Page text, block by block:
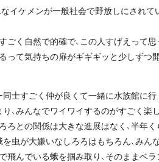
なイケメンが一般社会で野放しにされて
く自然で的確で、この人すげえって思
って気持ちの扉がギギギッと少しずつ
士すごく仲が良くて一緒に水族館に行
、みんなでワイワイするのがすごく楽
ろとの関係は大きな進展はなく、半年
虫が大嫌いなしろろはもちろん、みん
飛んでいる蛾を掴み取り、そのままベ